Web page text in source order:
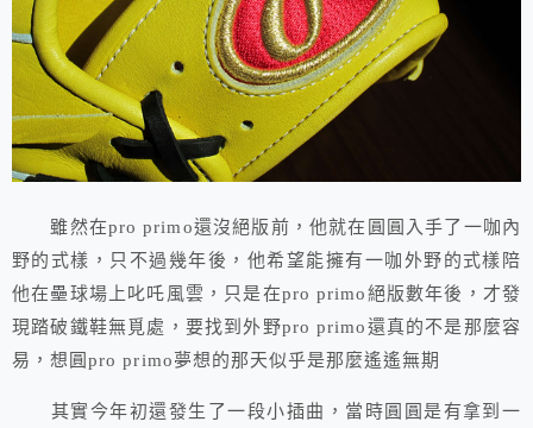
雖然在pro primo還沒絕版前，他就在圓圓入手了一咖內
野的式樣，只不過幾年後，他希望能擁有一咖外野的式樣陪
他在壘球場上叱吒風雲，只是在pro primo絕版數年後，才發
現踏破鐵鞋無覓處，要找到外野pro primo還真的不是那麼容
易，想圓pro primo夢想的那天似乎是那麼遙遙無期
其實今年初還發生了一段小插曲，當時圓圓是有拿到一